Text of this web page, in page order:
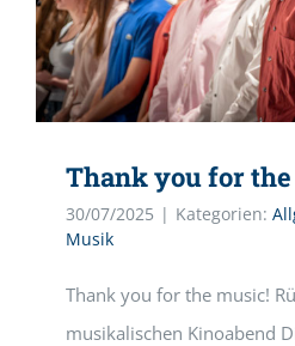
Thank you for
30/07/2025 | Kategorien:
Musik
Thank you for the music!
musikalischen Kinoabend